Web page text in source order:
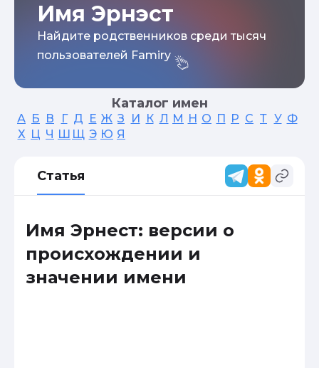
Имя Эрнэст
Найдите родственников среди тысяч
пользователей Famiry
Каталог имен
А Б В Г Д Е Ж З И К Л М Н О П Р С Т У Ф
Х Ц Ч Ш Щ Э Ю Я
Статья
Имя Эрнест: версии о
происхождении и
значении имени